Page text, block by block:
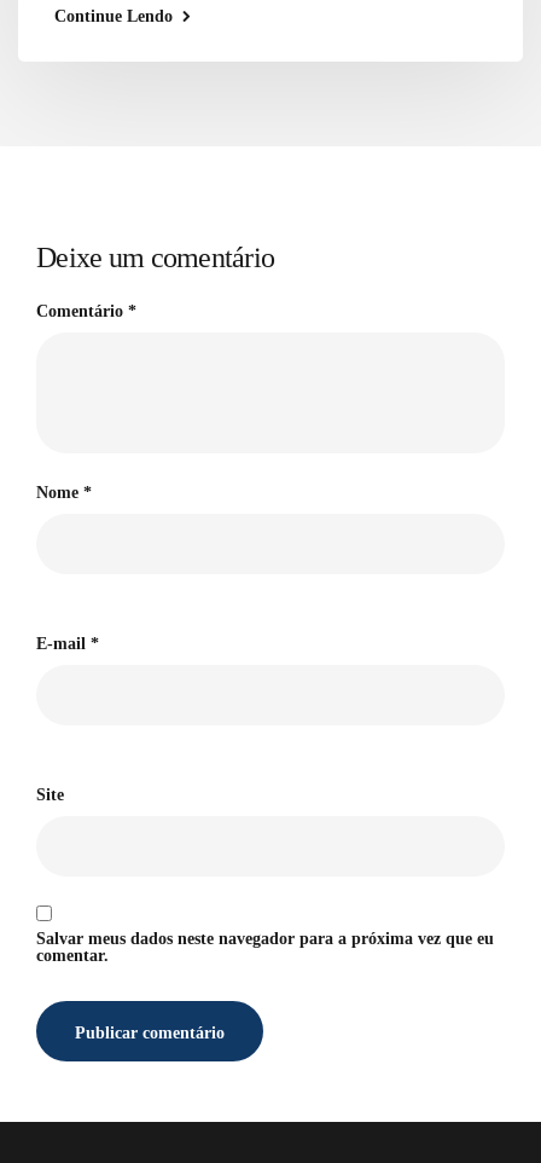
Continue Lendo
Deixe um comentário
Comentário *
Nome *
E-mail *
Site
Salvar meus dados neste navegador para a próxima vez que eu
comentar.